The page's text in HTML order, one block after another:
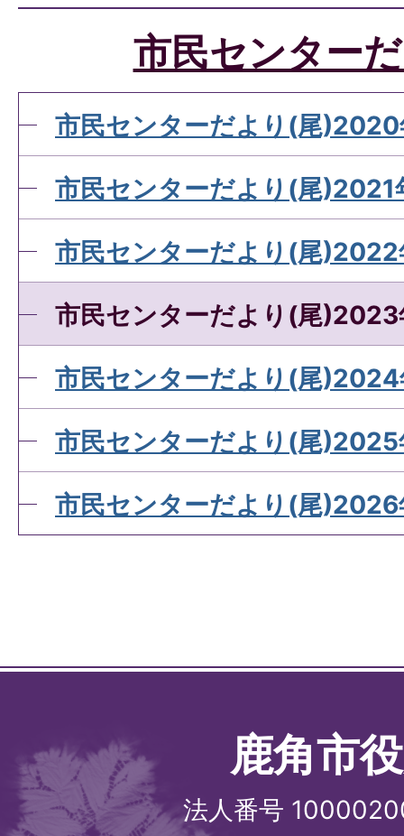
市民センター
市民センターだより(尾
市民センターだより(尾)2021
市民センターだより(尾)2022
市民センターだより(尾)2023
市民センターだより(尾
市民センターだより(尾)2025
市民センターだより(尾)2026
鹿角市
法人番号